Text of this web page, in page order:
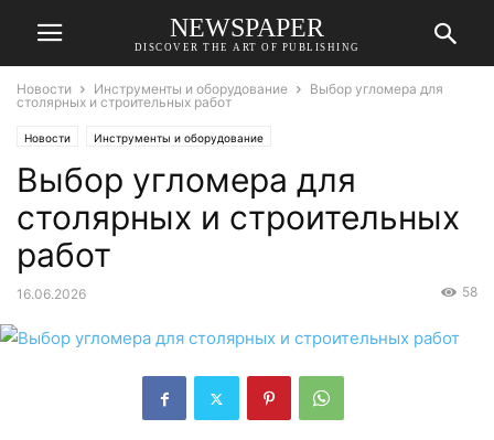
NEWSPAPER
DISCOVER THE ART OF PUBLISHING
Новости Инструменты и оборудование
Выбор угломера для
столярных и строительных работ
Новости Инструменты и оборудование
Выбор угломера для
столярных и строительных
работ
16.06.2026 58